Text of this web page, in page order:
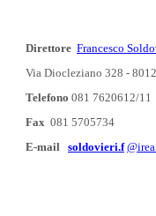
Direttore Francesco
Via Diocleziano 328 -
Telefono 081 7620612/11
Fax 081 5705734
E-mail soldovieri.f